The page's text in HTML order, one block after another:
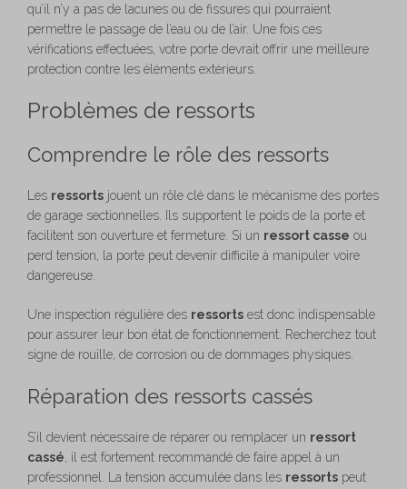
qu’il n’y a pas de lacunes ou de fissures qui pourraient
permettre le passage de l’eau ou de l’air. Une fois ces
vérifications effectuées, votre porte devrait offrir une meilleure
protection contre les éléments extérieurs.
Problèmes de ressorts
Comprendre le rôle des ressorts
Les ressorts jouent un rôle clé dans le mécanisme des portes
de garage sectionnelles. Ils supportent le poids de la porte et
facilitent son ouverture et fermeture. Si un ressort casse ou
perd tension, la porte peut devenir difficile à manipuler voire
dangereuse.
Une inspection régulière des ressorts est donc indispensable
pour assurer leur bon état de fonctionnement. Recherchez tout
signe de rouille, de corrosion ou de dommages physiques.
Réparation des ressorts cassés
S’il devient nécessaire de réparer ou remplacer un ressort
cassé, il est fortement recommandé de faire appel à un
professionnel. La tension accumulée dans les ressorts peut